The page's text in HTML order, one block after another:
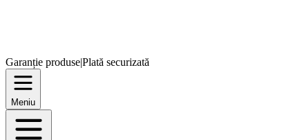
Garanție produse|Plată securizată
Meniu